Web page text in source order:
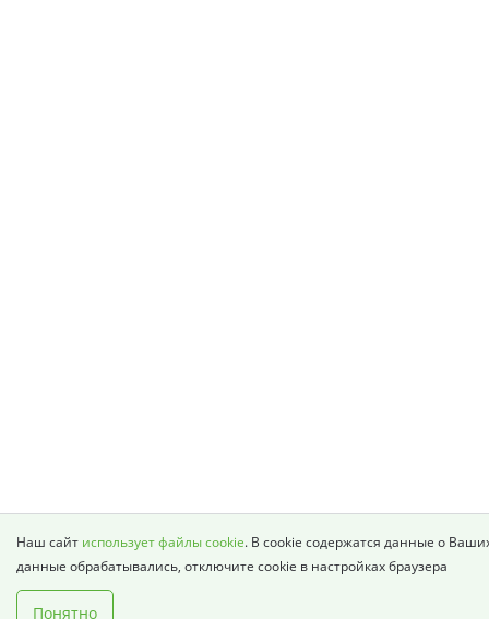
Наш сайт использует файлы cookie. В cookie содержатся данные о
данные обрабатывались, отключите cookie в настройках браузера
Понятно